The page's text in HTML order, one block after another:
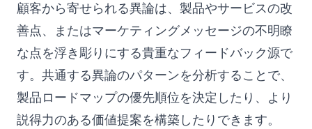
顧客から寄せられる異論は、製品やサービスの改
善点、またはマーケティングメッセージの不明瞭
な点を浮き彫りにする貴重なフィードバック源で
す。共通する異論のパターンを分析することで、
製品ロードマップの優先順位を決定したり、より
説得力のある価値提案を構築したりできます。